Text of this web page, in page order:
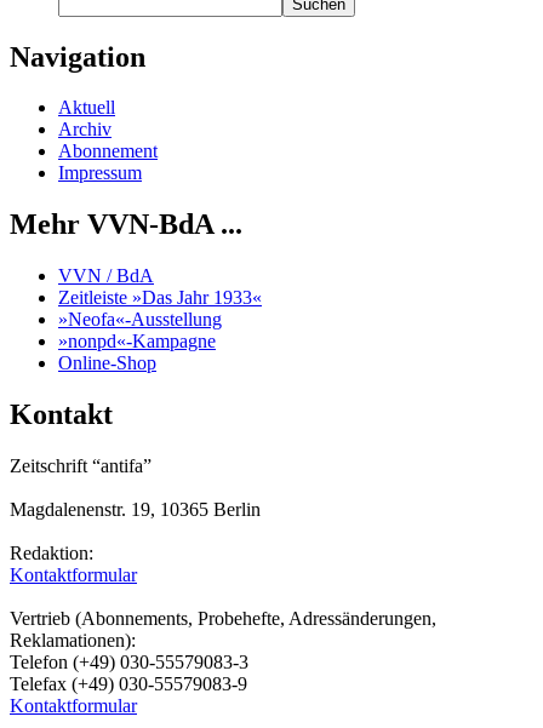
Suchen
Navigation
Aktuell
Archiv
Abonnement
Impressum
Mehr VVN-BdA ...
VVN / BdA
Zeitleiste »Das Jahr 1933«
»Neofa«-Ausstellung
»nonpd«-Kampagne
Online-Shop
Kontakt
Zeitschrift “antifa”
Magdalenenstr. 19, 10365 Berlin
Redaktion:
Kontaktformular
Vertrieb (Abonnements, Probehefte, Adressänderungen,
Reklamationen):
Telefon (+49) 030-55579083-3
Telefax (+49) 030-55579083-9
Kontaktformular